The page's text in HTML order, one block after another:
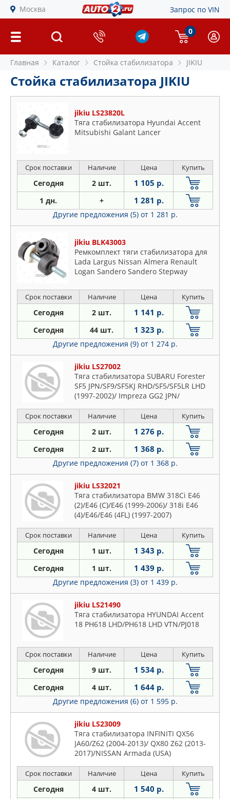
Москва Запрос по VIN
0
Главная Каталог Стойка стабилизатора JIKIU
Стойка стабилизатора JIKIU
jikiu LS23820L
Тяга стабилизатора Hyundai Accent
Mitsubishi Galant Lancer
Срок поставки Наличие Цена Купить
Сегодня 2 шт. 1 105 р.
1 дн. + 1 281 р.
Другие предложения (5) от 1 281 р.
jikiu BLK43003
Ремкомплект тяги стабилизатора для
Lada Largus Nissan Almera Renault
Logan Sandero Sandero Stepway
Срок поставки Наличие Цена Купить
Сегодня 2 шт. 1 141 р.
Сегодня 44 шт. 1 323 р.
Другие предложения (9) от 1 274 р.
jikiu LS27002
Тяга стабилизатора SUBARU Forester
SF5 JPN/SF9/SF5KJ RHD/SF5/SF5LR LHD
(1997-2002)/ Impreza GG2 JPN/
Срок поставки Наличие Цена Купить
Сегодня 2 шт. 1 276 р.
Сегодня 2 шт. 1 368 р.
Другие предложения (7) от 1 368 р.
jikiu LS32021
Тяга стабилизатора BMW 318Ci E46
(2)/E46 (C)/E46 (1999-2006)/ 318i E46
(4)/E46/E46 (4FL) (1997-2007)
Срок поставки Наличие Цена Купить
Сегодня 1 шт. 1 343 р.
Сегодня 1 шт. 1 439 р.
Другие предложения (3) от 1 439 р.
jikiu LS21490
Тяга стабилизатора HYUNDAI Accent
18 PH618 LHD/PH618 LHD VTN/PJ018
Срок поставки Наличие Цена Купить
Сегодня 9 шт. 1 534 р.
Сегодня 4 шт. 1 644 р.
Другие предложения (6) от 1 595 р.
jikiu LS23009
Тяга стабилизатора INFINITI QX56
JA60/Z62 (2004-2013)/ QX80 Z62 (2013-
2017)/NISSAN Armada (USA)
Срок поставки Наличие Цена Купить
Сегодня 4 шт. 1 540 р.